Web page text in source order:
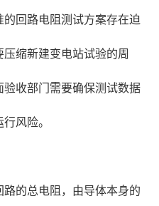
回路电阻测试方案存在迫
缩新建变电站试验的周
收部门需要确保测试数据
风险。
的总电阻，由导体本身的